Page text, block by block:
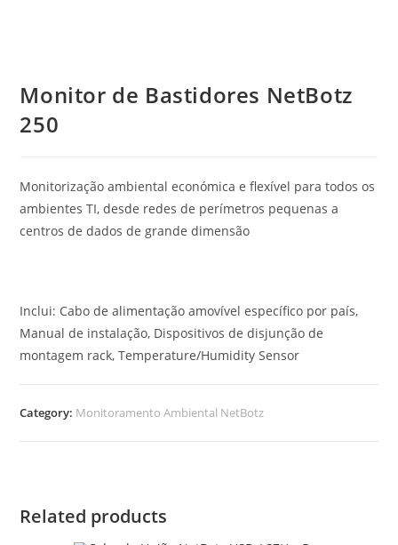
Monitor de Bastidores NetBotz
250
Monitorização ambiental económica e flexível para todos os
ambientes TI, desde redes de perímetros pequenas a
centros de dados de grande dimensão
Inclui: Cabo de alimentação amovível específico por país,
Manual de instalação, Dispositivos de disjunção de
montagem rack, Temperature/Humidity Sensor
Category: Monitoramento Ambiental NetBotz
Related products